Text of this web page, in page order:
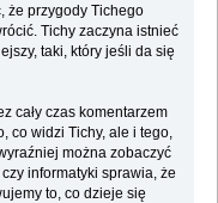
że przygody Tichego
Tichy zaczyna istnieć
taki, który jeśli da się
cały czas komentarzem
co widzi Tichy, ale i tego,
można zobaczyć
informatyki sprawia, że
to, co dzieje się